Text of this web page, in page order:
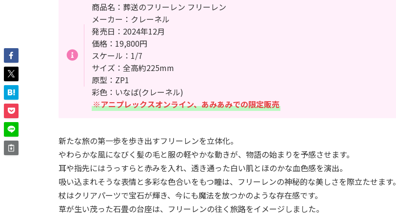
商品名：葬送のフリーレン フリーレン
メーカー：クレーネル
発売日：2024年12月
価格：19,800円
スケール：1/7
サイズ：全高約225mm
原型：ZP1
彩色：いなば(クレーネル)
※アニプレックスオンライン、あみあみでの限定販売
新たな旅の第一歩を歩き出すフリーレンを立体化。
やわらかな風になびく髪の毛と服の軽やかな動きが、物語の始まりを予感させます。
耳や指先にはうっすらと赤みを入れ、透き通った白い肌とほのかな血色感を演出。
吸い込まれそうな表情と多彩な色合いをもつ瞳は、フリーレンの神秘的な美しさを際立たせます。
杖はクリアパーツで宝石が輝き、今にも魔法を放つかのような存在感です。
草が生い茂った石畳の台座は、フリーレンの往く旅路をイメージしました。